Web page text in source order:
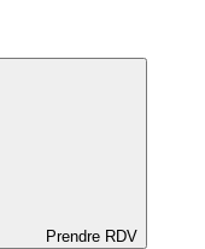
Prendre RDV